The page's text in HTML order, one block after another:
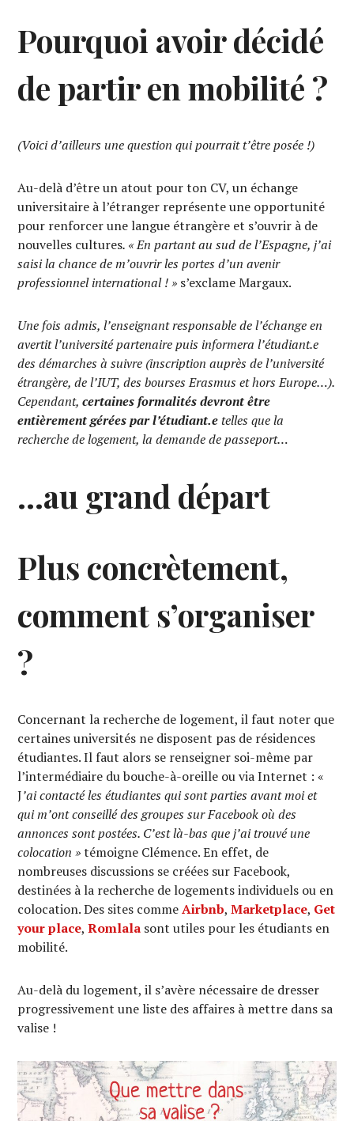
Pourquoi avoir décidé
de partir en mobilité ?
(Voici d’ailleurs une question qui pourrait t’être posée !)
Au-delà d’être un atout pour ton CV, un échange
universitaire à l’étranger représente une opportunité
pour renforcer une langue étrangère et s’ouvrir à de
nouvelles cultures. « En partant au sud de l’Espagne, j’ai
saisi la chance de m’ouvrir les portes d’un avenir
professionnel international ! » s’exclame Margaux.
Une fois admis, l’enseignant responsable de l’échange en
avertit l’université partenaire puis informera l’étudiant.e
des démarches à suivre (inscription auprès de l’université
étrangère, de l’IUT, des bourses Erasmus et hors Europe…).
Cependant,certaines formalités devront être
entièrement gérées par l’étudiant.etelles que la
recherche de logement, la demande de passeport…
…au grand départ
Plus concrètement,
comment s’organiser
?
Concernant la recherche de logement, il faut noter que
certaines universités ne disposent pas de résidences
étudiantes. Il faut alors se renseigner soi-même par
l’intermédiaire du bouche-à-oreille ou via Internet : «
J’ai contacté les étudiantes qui sont parties avant moi et
qui m’ont conseillé des groupes sur Facebook où des
annonces sont postées. C’est là-bas que j’ai trouvé une
colocation »témoigne Clémence. En effet, de
nombreuses discussions se créées sur Facebook,
destinées à la recherche de logements individuels ou en
colocation. Des sites commeAirbnb,Marketplace, Get
your place,Romlala sont utiles pour les étudiants en
mobilité.
Au-delà du logement, il s’avère nécessaire de dresser
progressivement une liste des affaires à mettre dans sa
valise !